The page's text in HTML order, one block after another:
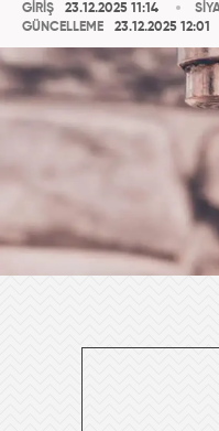
GİRİŞ
23.12.2025 11:14
GÜNCELLEME
23.12.2025 12:01